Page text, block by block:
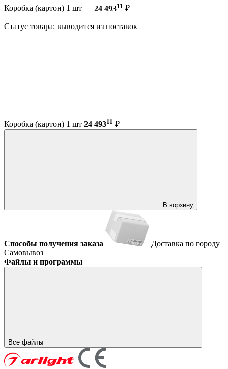
Коробка (картон) 1 шт — 24 49311 ₽
Статус товара: выводится из поставок
Коробка (картон) 1 шт 24 49311 ₽
В корзину
Способы получения заказа
Доставка по городу
Самовывоз
Файлы и программы
Все файлы